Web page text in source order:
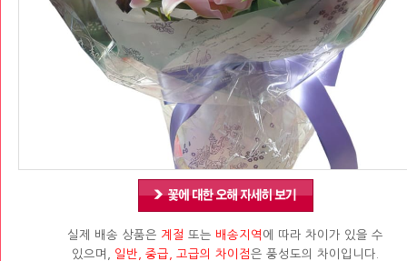
실제 배송 상품은 계절 또는 배송지역 에 따라 차이가 있을 수
있으며, 일반, 중급, 고급의 차이점은 풍성도의 차이입니다.